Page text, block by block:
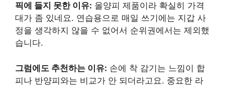
픽에 들지 못한 이유: 올양피 제품이라 확실히 가격
대가 좀 있네요. 연습용으로 매일 쓰기에는 지갑 사
정을 생각하지 않을 수 없어서 순위권에서는 제외했
습니다.
그럼에도 추천하는 이유: 손에 착 감기는 느낌이 합
피나 반양피와는 비교가 안 되더라고요. 중요한 라